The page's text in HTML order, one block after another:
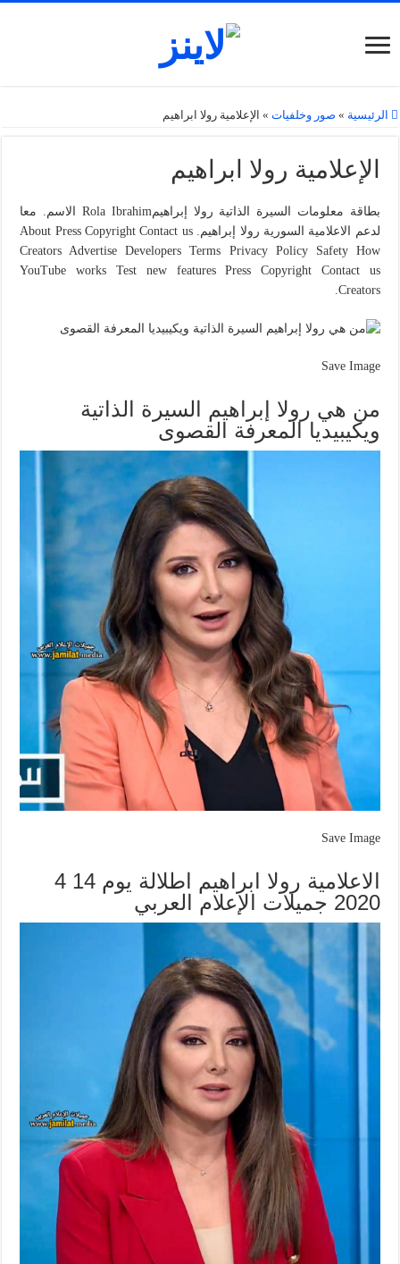
الرئيسية » صور وخلفيات » الإعلامية رولا ابراهيم
الإعلامية رولا ابراهيم
بطاقة معلومات السيرة الذاتية رولا إبراهيمRola Ibrahim الاسم. معا
لدعم الاعلامية السورية رولا إبراهيم. About Press Copyright Contact us
Creators Advertise Developers Terms Privacy Policy Safety How
YouTube works Test new features Press Copyright Contact us
Creators.
Save Image
من هي رولا إبراهيم السيرة الذاتية
ويكيبيديا المعرفة القصوى
Save Image
الاعلامية رولا ابراهيم اطلالة يوم 14 4
2020 جميلات الإعلام العربي